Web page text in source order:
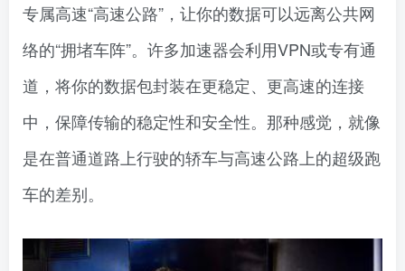
专属高速“高速公路”，让你的数据可以远离公共网
络的“拥堵车阵”。许多加速器会利用VPN或专有通
道，将你的数据包封装在更稳定、更高速的连接
中，保障传输的稳定性和安全性。那种感觉，就像
是在普通道路上行驶的轿车与高速公路上的超级跑
车的差别。